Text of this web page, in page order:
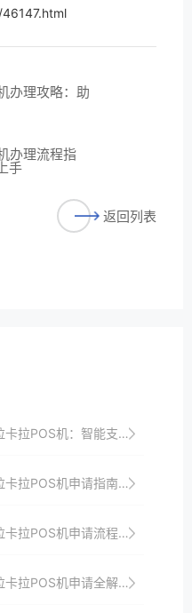
办理攻略：助
办理流程指
手
返回列表
拉POS机：智能支付，创造无限可能
拉POS机申请指南：从申请到使用的全周期管理
拉POS机申请流程：线上申请的优势
拉POS机申请全解析：从申请到使用的深度剖析